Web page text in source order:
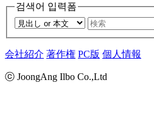
검색어 입력폼
会社紹介 著作権 PC版 個人情報
ⓒ JoongAng Ilbo Co.,Ltd